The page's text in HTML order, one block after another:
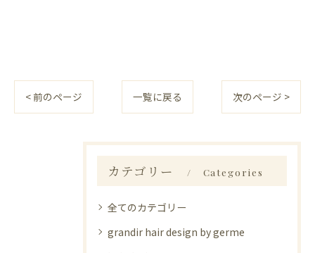
< 前のページ 一覧に戻る 次のページ >
カテゴリー Categories
全てのカテゴリー
grandir hair design by germe